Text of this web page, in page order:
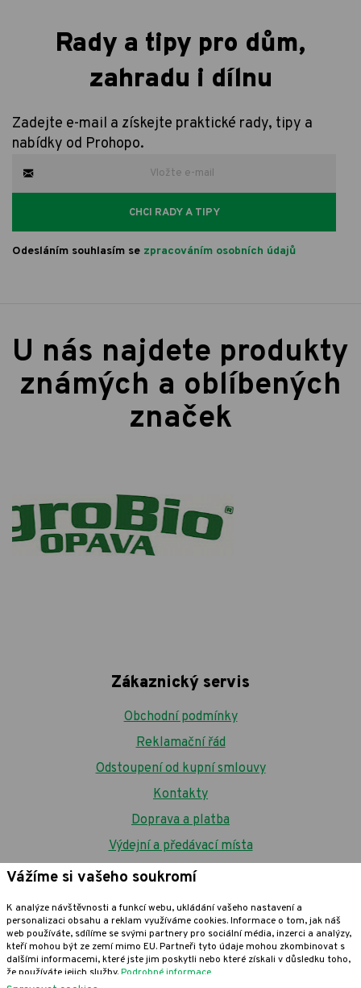
Rady a tipy pro dům,
zahradu i dílnu
Zadejte e-mail a získejte praktické rady, tipy a
nabídky od Prohopo.
CHCI RADY A TIPY
Odesláním souhlasím se zpracováním osobních údajů
U nás najdete produkty
známých a oblíbených
značek
Zákaznický servis
Obchodní podmínky
Reklamační řád
Odstoupení od kupní smlouvy
Kontakty
Doprava a platba
Výdejní a předávací místa
Poradna
Proč se registrovat?
Zásady zpracování souborů cookies
Vážíme si vašeho soukromí
K analýze návštěvnosti a funkcí webu, ukládání vašeho nastavení a
personalizaci obsahu a reklam využíváme cookies. Informace o tom, jak náš
web používáte, sdílíme se svými partnery pro sociální média, inzerci a analýzy,
kteří mohou být ze zemí mimo EU. Partneři tyto údaje mohou zkombinovat s
dalšími informacemi, které jste jim poskytli nebo které získali v důsledku toho,
že používáte jejich služby.Podrobné informace